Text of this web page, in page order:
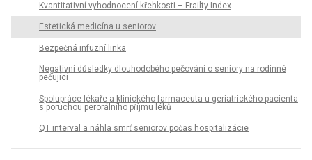
Kvantitativní vyhodnocení křehkosti – Frailty Index
Estetická medicína u seniorov
Bezpečná infuzní linka
Negativní důsledky dlouhodobého pečování o seniory na rodinné
pečující
Spolupráce lékaře a klinického farmaceuta u geriatrického pacienta
s poruchou perorálního příjmu léků
QT interval a náhla smrť seniorov počas hospitalizácie